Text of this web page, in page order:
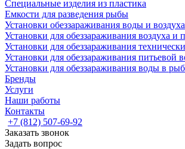
Специальные изделия из пластика
Емкости для разведения рыбы
Установки обеззараживания воды и воздуха
Установки для обеззараживания воздуха и
Установки для обеззараживания
Установки для обеззараживания питьевой
Установки для обеззараживания воды в
Бренды
Услуги
Наши работы
Контакты
+7 (812) 507-69-92
Заказать звонок
Задать вопрос